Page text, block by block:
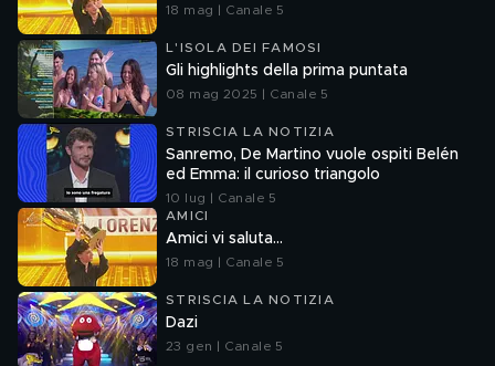
18 mag | Canale 5
L'ISOLA DEI FAMOSI
Gli highlights della prima puntata
08 mag 2025 | Canale 5
STRISCIA LA NOTIZIA
Sanremo, De Martino vuole ospiti Belén
ed Emma: il curioso triangolo
10 lug | Canale 5
AMICI
Amici vi saluta...
18 mag | Canale 5
STRISCIA LA NOTIZIA
Dazi
23 gen | Canale 5